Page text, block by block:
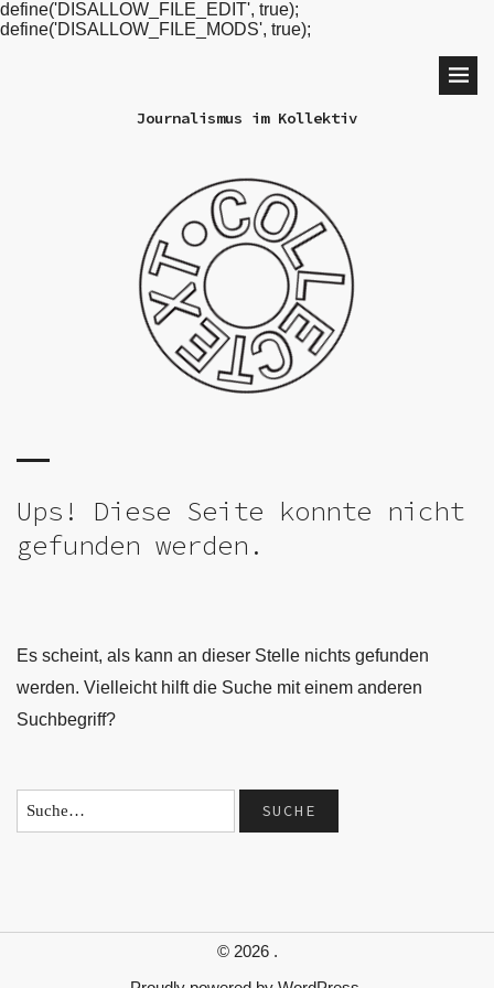
define('DISALLOW_FILE_EDIT', true);
define('DISALLOW_FILE_MODS', true);
Journalismus im Kollektiv
Ups! Diese Seite konnte nicht
gefunden werden.
Es scheint, als kann an dieser Stelle nichts gefunden
werden. Vielleicht hilft die Suche mit einem anderen
Suchbegriff?
© 2026 .